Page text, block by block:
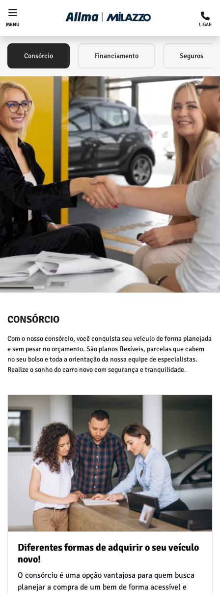
MENU LIGAR
Consórcio Financiamento Seguros
CONSÓRCIO
Com o nosso consórcio, você conquista seu veículo de forma planejada
e sem pesar no orçamento. São planos flexíveis, parcelas que cabem
no seu bolso e toda a orientação da nossa equipe de especialistas.
Realize o sonho do carro novo com segurança e tranquilidade.
Diferentes formas de adquirir o seu veículo
novo!
O consórcio é uma opção vantajosa para quem busca
planejar a compra de um bem de forma acessível e